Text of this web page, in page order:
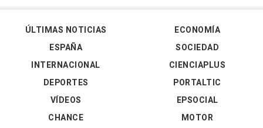
ÚLTIMAS NOTICIAS
ESPAÑA
INTERNACIONAL
DEPORTES
VÍDEOS
ECONOMÍA
SOCIEDAD
CIENCIAPLUS
PORTALTIC
EPSOCIAL
CHANCE
MOTOR